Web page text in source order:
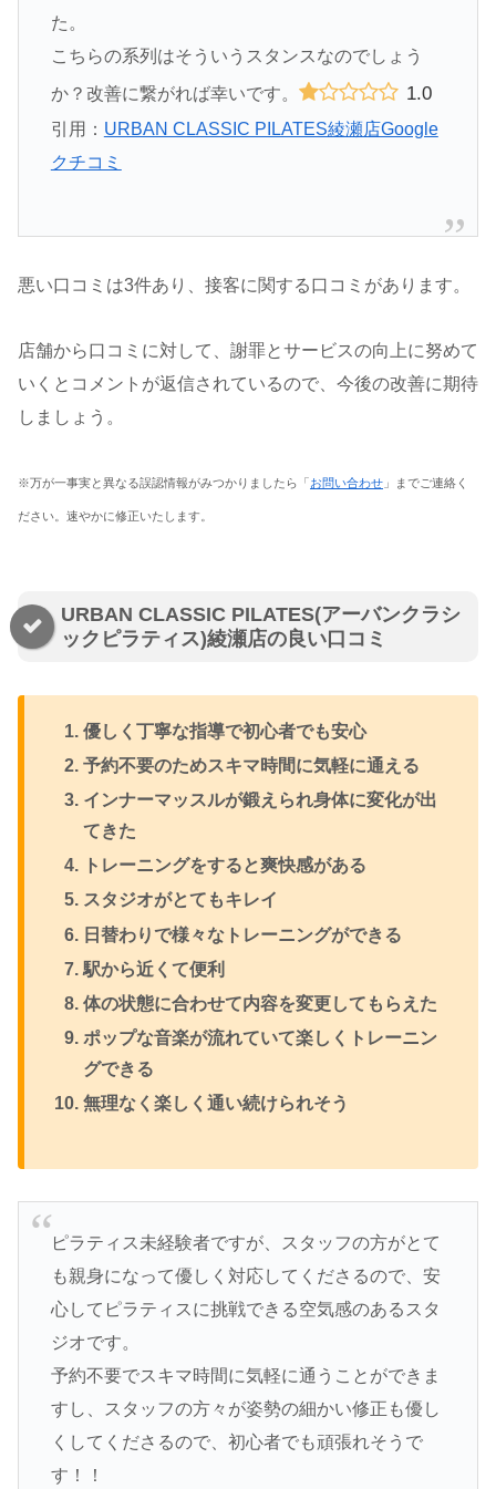
た。
こちらの系列はそういうスタンスなのでしょう
か？改善に繋がれば幸いです。
1.0
引用： URBAN CLASSIC PILATES綾瀬店Google
クチコミ
悪い口コミは3件あり、接客に関する口コミがあります。
店舗から口コミに対して、謝罪とサービスの向上に努めて
いくとコメントが返信されているので、今後の改善に期待
しましょう。
※万が一事実と異なる誤認情報がみつかりましたら「 お問い合わせ 」までご連絡く
ださい。速やかに修正いたします。
URBAN CLASSIC PILATES(アーバンクラシ
ックピラティス)綾瀬店の良い口コミ
優しく丁寧な指導で初心者でも安心
予約不要のためスキマ時間に気軽に通える
インナーマッスルが鍛えられ身体に変化が出
てきた
トレーニングをすると爽快感がある
スタジオがとてもキレイ
日替わりで様々なトレーニングができる
駅から近くて便利
体の状態に合わせて内容を変更してもらえた
ポップな音楽が流れていて楽しくトレーニン
グできる
無理なく楽しく通い続けられそう
ピラティス未経験者ですが、スタッフの方がとて
も親身になって優しく対応してくださるので、安
心してピラティスに挑戦できる空気感のあるスタ
ジオです。
予約不要でスキマ時間に気軽に通うことができま
すし、スタッフの方々が姿勢の細かい修正も優し
くしてくださるので、初心者でも頑張れそうで
す！！